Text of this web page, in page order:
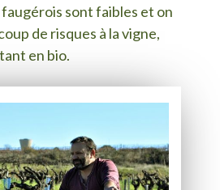
sont faibles et on
de risques à la vigne,
en bio.